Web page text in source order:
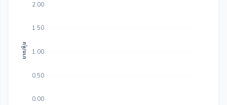
2.00
1.50
1.00
0.50
0.00
บาท/หุ้น